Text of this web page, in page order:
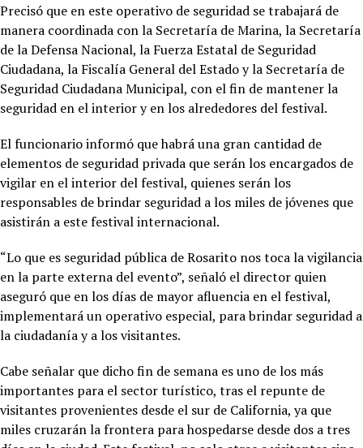
Precisó que en este operativo de seguridad se trabajará de
manera coordinada con la Secretaría de Marina, la Secretaría
de la Defensa Nacional, la Fuerza Estatal de Seguridad
Ciudadana, la Fiscalía General del Estado y la Secretaría de
Seguridad Ciudadana Municipal, con el fin de mantener la
seguridad en el interior y en los alrededores del festival.
El funcionario informó que habrá una gran cantidad de
elementos de seguridad privada que serán los encargados de
vigilar en el interior del festival, quienes serán los
responsables de brindar seguridad a los miles de jóvenes que
asistirán a este festival internacional.
“Lo que es seguridad pública de Rosarito nos toca la vigilancia
en la parte externa del evento”, señaló el director quien
aseguró que en los días de mayor afluencia en el festival,
implementará un operativo especial, para brindar seguridad a
la ciudadanía y a los visitantes.
Cabe señalar que dicho fin de semana es uno de los más
importantes para el sector turístico, tras el repunte de
visitantes provenientes desde el sur de California, ya que
miles cruzarán la frontera para hospedarse desde dos a tres